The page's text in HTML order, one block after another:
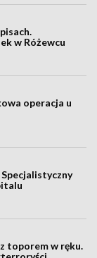
w Różewcu
operacja u
toporem w ręku.